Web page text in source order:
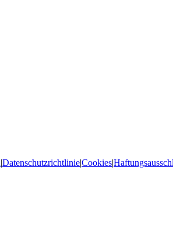
|Datenschutzrichtlinie|Cookies|